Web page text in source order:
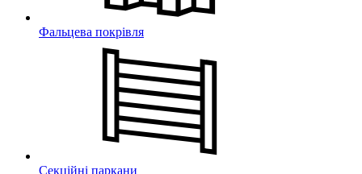
Фальцева покрівля
Секційні паркани